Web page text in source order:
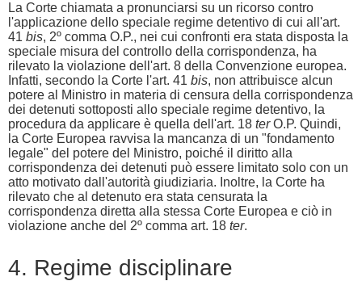
La Corte chiamata a pronunciarsi su un ricorso contro
l'applicazione dello speciale regime detentivo di cui all'art.
41 bis, 2º comma O.P., nei cui confronti era stata disposta la
speciale misura del controllo della corrispondenza, ha
rilevato la violazione dell'art. 8 della Convenzione europea.
Infatti, secondo la Corte l'art. 41 bis, non attribuisce alcun
potere al Ministro in materia di censura della corrispondenza
dei detenuti sottoposti allo speciale regime detentivo, la
procedura da applicare è quella dell'art. 18 terO.P. Quindi,
la Corte Europea ravvisa la mancanza di un "fondamento
legale" del potere del Ministro, poiché il diritto alla
corrispondenza dei detenuti può essere limitato solo con un
atto motivato dall'autorità giudiziaria. Inoltre, la Corte ha
rilevato che al detenuto era stata censurata la
corrispondenza diretta alla stessa Corte Europea e ciò in
violazione anche del 2º comma art. 18 ter.
4. Regime disciplinare